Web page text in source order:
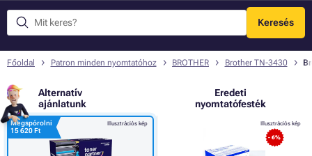
Keresés
Menü
Főoldal Patron minden nyomtatóhoz BROTHER Brother TN-3430
Alternatív
ajánlatunk
Eredeti
nyomtatófesték
Illusztrációs kép
- 6%
Illusztrációs kép
Megspórolni
15 620 Ft